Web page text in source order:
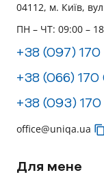
04112, м. Київ,
ПН – ЧТ: 09:00 –
+38 (097)
+38 (066)
+38 (093)
office@uniqa.ua
Для мене